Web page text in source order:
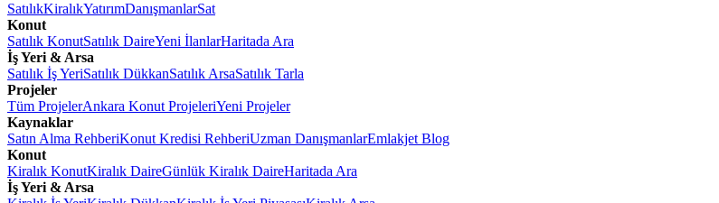
SatılıkKiralıkYatırımDanışmanlarSat
Konut
Satılık KonutSatılık DaireYeni İlanlarHaritada Ara
İş Yeri & Arsa
Satılık İş YeriSatılık DükkanSatılık ArsaSatılık Tarla
Projeler
Tüm ProjelerAnkara Konut ProjeleriYeni Projeler
Kaynaklar
Satın Alma RehberiKonut Kredisi RehberiUzman DanışmanlarEmlakjet Blog
Konut
Kiralık KonutKiralık DaireGünlük Kiralık DaireHaritada Ara
İş Yeri & Arsa